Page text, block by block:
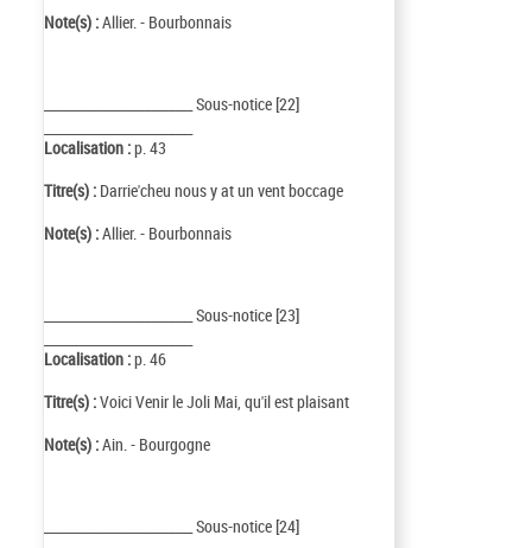
Note(s) :Allier. - Bourbonnais
_________________________ Sous-notice [22]
Localisation :p. 43
Titre(s) : Darrie'cheu nous y at un vent boccage
Note(s) :Allier. - Bourbonnais
_________________________ Sous-notice [23]
Localisation :p. 46
Titre(s) :Voici Venir le Joli Mai, qu'il est plaisant
Note(s) :Ain. - Bourgogne
_________________________ Sous-notice [24]